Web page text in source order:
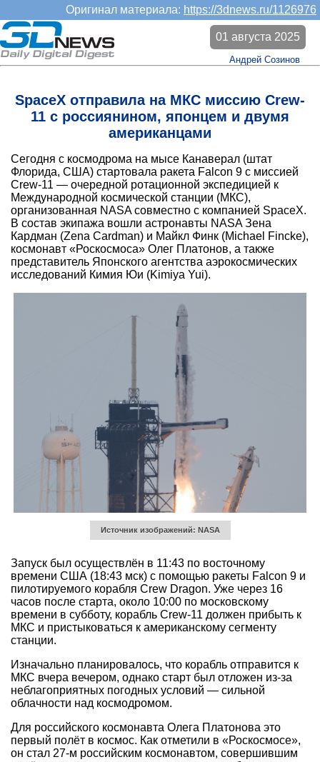
Оригинал материала: https://3dnews.ru/1126976
SpaceX отправила на МКС миссию Crew-
11 с россиянином, японцем и двумя
американцами
01 августа 2025
Андрей Созинов
Сегодня с космодрома на мысе Канаверал (штат
Флорида, США) стартовала ракета Falcon 9 с миссией
Crew-11 — очередной ротационной экспедицией к
Международной космической станции (МКС),
организованная NASA совместно с компанией SpaceX.
В состав экипажа вошли астронавты NASA Зена
Кардман (Zena Cardman) и Майкл Финк (Michael Fincke),
космонавт «Роскосмоса» Олег Платонов, а также
представитель Японского агентства аэрокосмических
исследований Кимия Юи (Kimiya Yui).
Источник изображений: NASA
Запуск был осуществлён в 11:43 по восточному
времени США (18:43 мск) с помощью ракеты Falcon 9 и
пилотируемого корабля Crew Dragon. Уже через 16
часов после старта, около 10:00 по московскому
времени в субботу, корабль Crew-11 должен прибыть к
МКС и пристыковаться к американскому сегменту
станции.
Изначально планировалось, что корабль отправится к
МКС вчера вечером, однако старт был отложен из-за
неблагоприятных погодных условий — сильной
облачности над космодромом.
Для российского космонавта Олега Платонова это
первый полёт в космос. Как отметили в «Роскосмосе»,
он стал 27-м российским космонавтом, совершившим